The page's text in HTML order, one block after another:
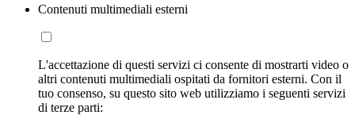
Contenuti multimediali esterni
L'accettazione di questi servizi ci consente di mostrarti video o
altri contenuti multimediali ospitati da fornitori esterni. Con il
tuo consenso, su questo sito web utilizziamo i seguenti servizi
di terze parti: